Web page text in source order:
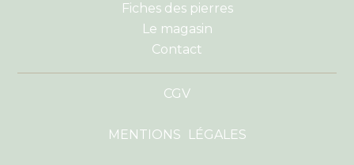
Fiches des pierres
Le magasin
Contact
CGV
MENTIONS LÉGALES